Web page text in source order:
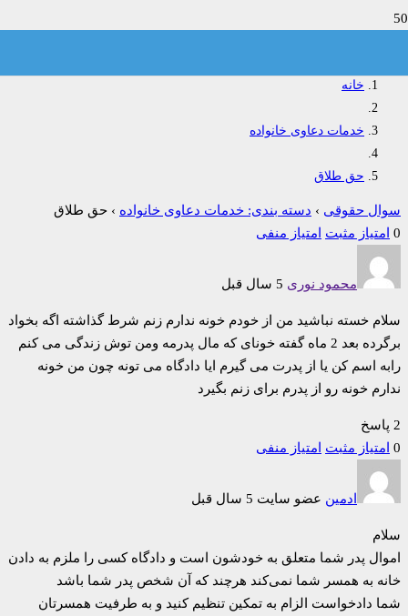
خانه
خدمات دعاوی خانواده
حق طلاق
سوال حقوقی › دسته بندی: خدمات دعاوی خانواده › حق طلاق
0 امتیاز مثبت امتیاز منفی
محمود نوری
سلام خسته نباشید من از خودم خونه ندارم زنم شرط گذاشته اگه بخواد
برگرده بعد 2 ماه گفته خونای که مال پدرمه ومن توش زندگی می کنم
رابه اسم کن یا از پدرت می گیرم ایا دادگاه می تونه چون من خونه
ندارم خونه رو از پدرم برای زنم بگیرد
2 پاسخ
0 امتیاز مثبت امتیاز منفی
ادمین عضو سایت
سلام
اموال پدر شما متعلق به خودشون است و دادگاه کسی را ملزم به دادن
خانه به همسر شما نمی‌کند هرچند که آن شخص پدر شما باشد
شما دادخواست الزام به تمکین تنظیم کنید و به طرفیت همسرتان